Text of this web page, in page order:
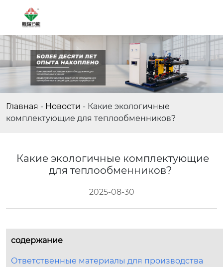
Главная - Новости - Какие экологичные
комплектующие для теплообменников?
Какие экологичные комплектующие
для теплообменников?
2025-08-30
содержание
Ответственные материалы для производства